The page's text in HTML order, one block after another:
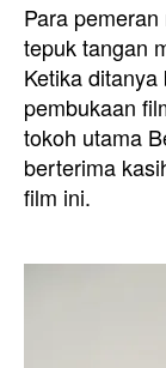
Para
tepuk tangan
Ketika
pembukaan
tokoh utama
berterima
film ini.